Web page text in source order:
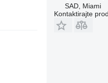
SAD, Miami
Kontaktirajte